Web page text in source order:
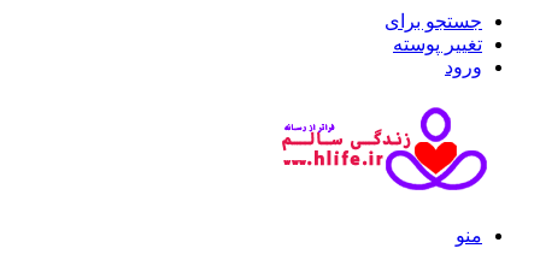
جستجو برای
تغییر پوسته
ورود
منو